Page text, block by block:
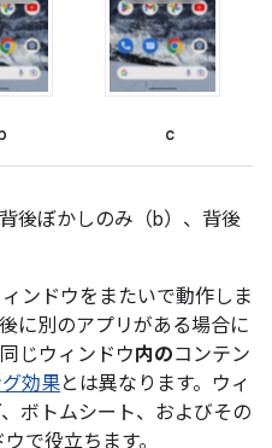
c
後ぼかしのみ（b）、背後
ンドウをまたいで動作しま
に別のアプリがある場合に
じウィンドウ内のコンテン
効果とは異なります。ウィ
ボトムシート、およびその
で役立ちます。